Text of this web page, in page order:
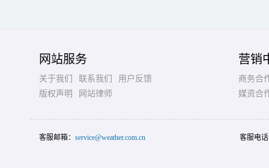
网站服务
关于我们 联系我们
用户反馈
版权声明
网站律师
营销
商务合
媒资合
客服邮箱： service@weather.com.cn 客服电